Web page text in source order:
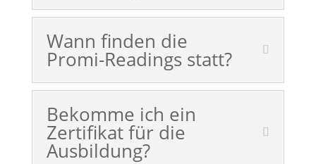
Wann finden die
Promi-Readings statt?
Bekomme ich ein
Zertifikat für die
Ausbildung?